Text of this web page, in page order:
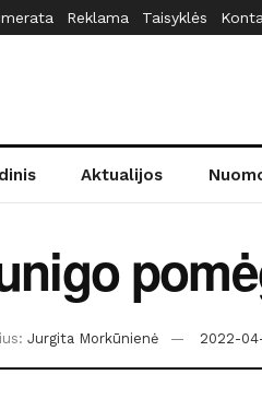
Reklama Taisyklės
Aktualijos
Jurgita Morkūnienė 2022-